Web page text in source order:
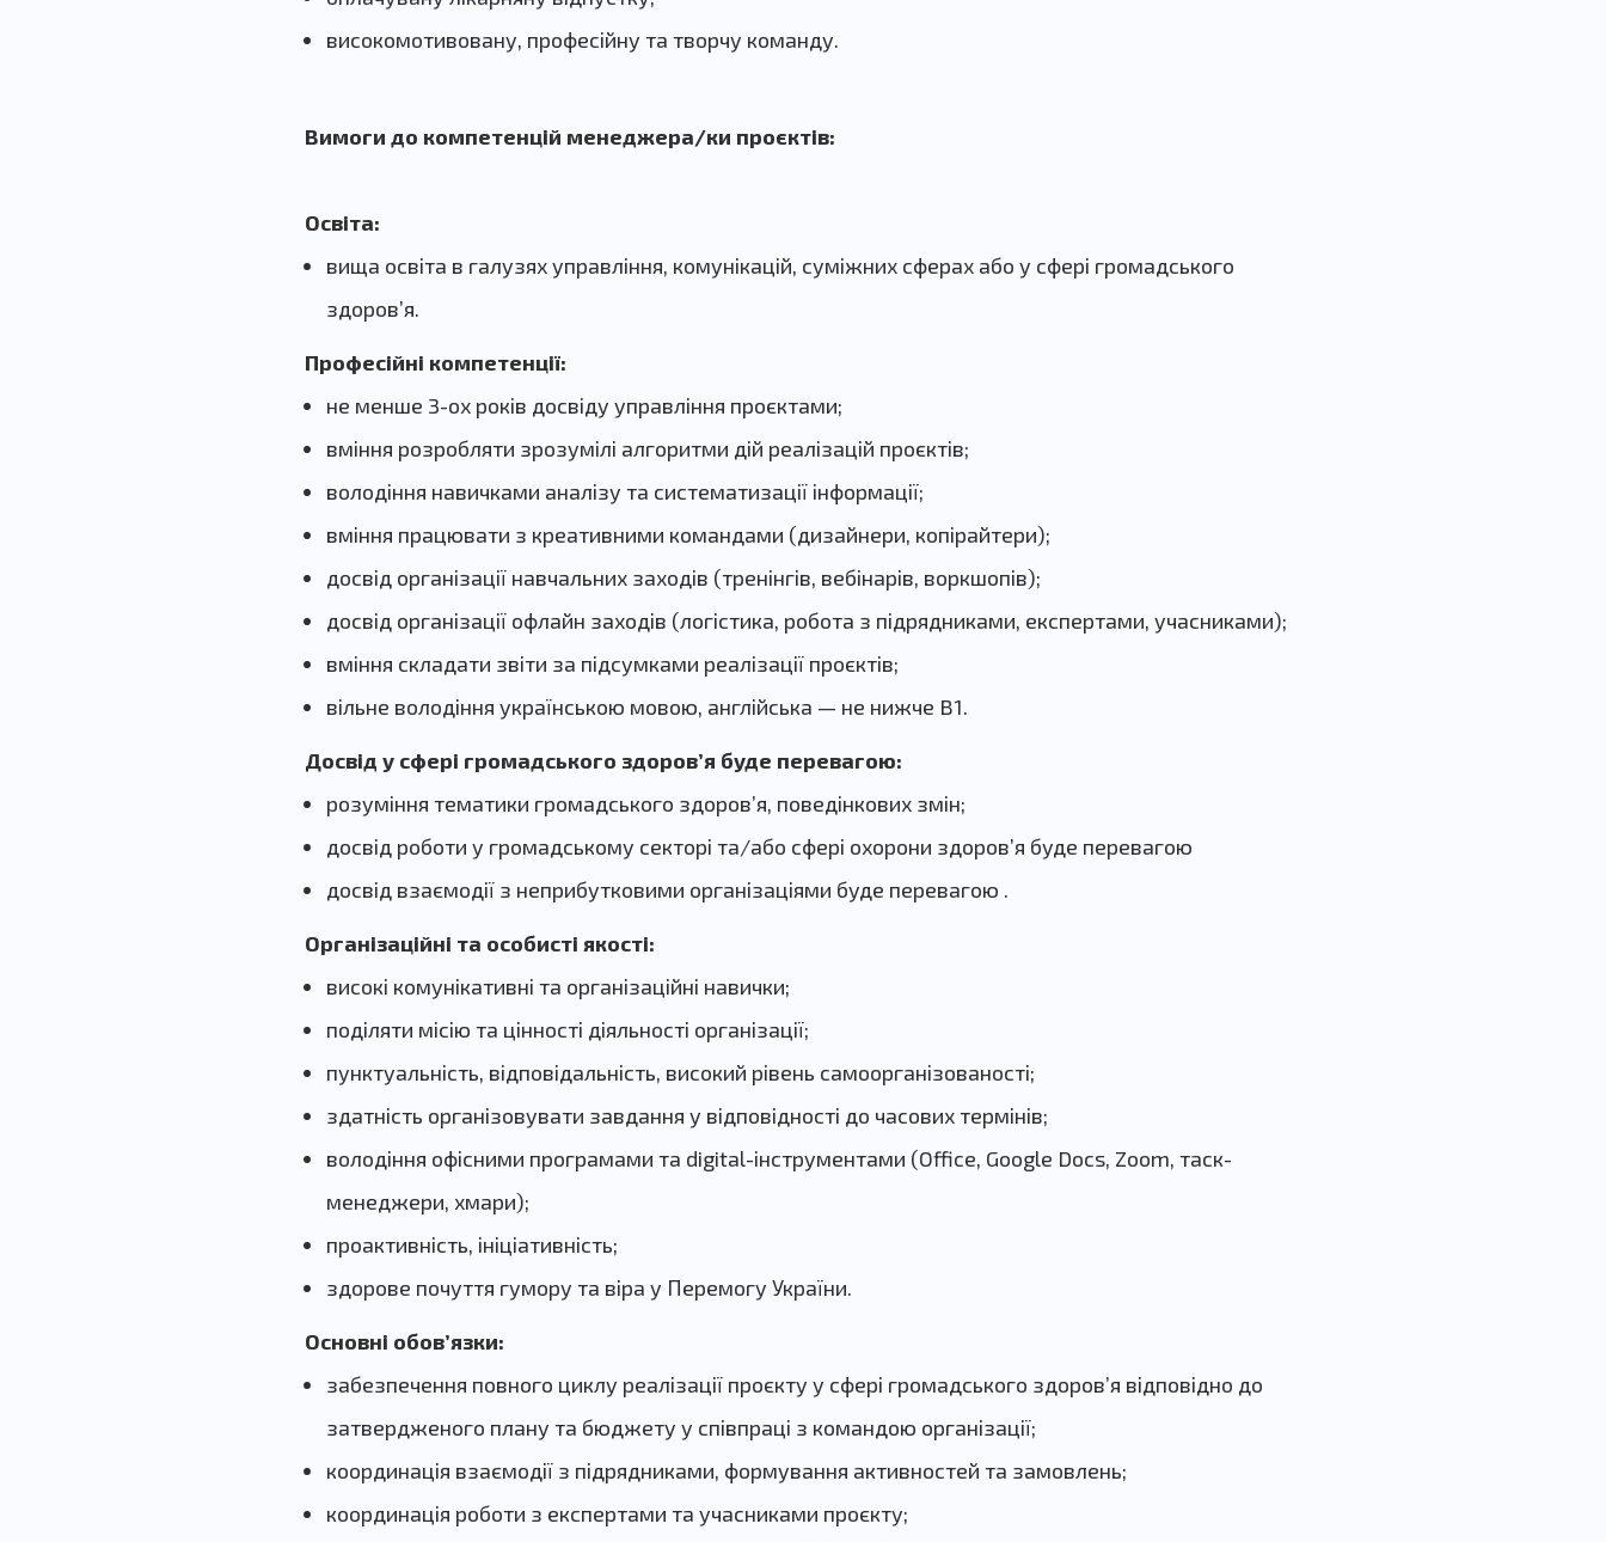
високомотивовану, професійну та творчу команду.
Вимоги до компетенцій менеджера/ки проєктів:
Освіта:
вища освіта в галузях управління, комунікацій, суміжних сферах або у сфері громадського
здоров’я.
Професійні компетенції:
не менше 3-ох років досвіду управління проєктами;
вміння розробляти зрозумілі алгоритми дій реалізацій проєктів;
володіння навичками аналізу та систематизації інформації;
вміння працювати з креативними командами (дизайнери, копірайтери);
досвід організації навчальних заходів (тренінгів, вебінарів, воркшопів);
досвід організації офлайн заходів (логістика, робота з підрядниками, експертами, учасниками);
вміння складати звіти за підсумками реалізації проєктів;
вільне володіння українською мовою, англійська — не нижче B1.
Досвід у сфері громадського здоров’я буде перевагою:
розуміння тематики громадського здоров’я, поведінкових змін;
досвід роботи у громадському секторі та/або сфері охорони здоров’я буде перевагою
досвід взаємодії з неприбутковими організаціями буде перевагою .
Організаційні та особисті якості:
високі комунікативні та організаційні навички;
поділяти місію та цінності діяльності організації;
пунктуальність, відповідальність, високий рівень самоорганізованості;
здатність організовувати завдання у відповідності до часових термінів;
володіння офісними програмами та digital-інструментами (Office, Google Docs, Zoom, таск-
менеджери, хмари);
проактивність, ініціативність;
здорове почуття гумору та віра у Перемогу України.
Основні обов’язки:
забезпечення повного циклу реалізації проєкту у сфері громадського здоров’я відповідно до
затвердженого плану та бюджету у співпраці з командою організації;
координація взаємодії з підрядниками, формування активностей та замовлень;
координація роботи з експертами та учасниками проєкту;